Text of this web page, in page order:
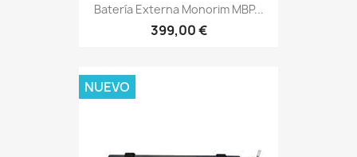
Batería Externa Monorim MBP...
399,00 €
NUEVO